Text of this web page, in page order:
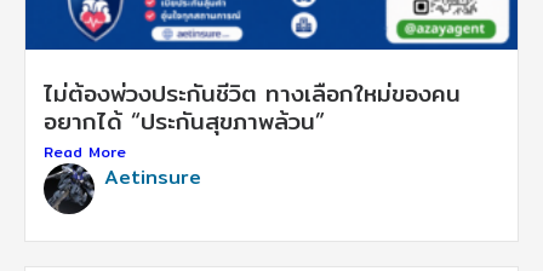
ไม่ต้องพ่วงประกันชีวิต ทางเลือกใหม่ของคน
อยากได้ “ประกันสุขภาพล้วน”
Read More
Aetinsure